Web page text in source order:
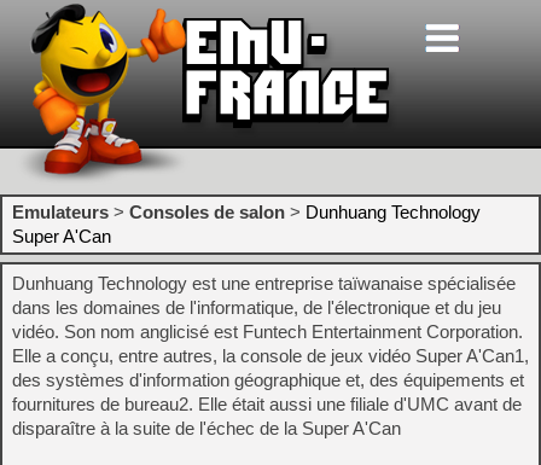
Emulateurs > Consoles de salon > Dunhuang Technology
Super A'Can
Dunhuang Technology est une entreprise taïwanaise spécialisée
dans les domaines de l'informatique, de l'électronique et du jeu
vidéo. Son nom anglicisé est Funtech Entertainment Corporation.
Elle a conçu, entre autres, la console de jeux vidéo Super A'Can1,
des systèmes d'information géographique et, des équipements et
fournitures de bureau2. Elle était aussi une filiale d'UMC avant de
disparaître à la suite de l'échec de la Super A'Can